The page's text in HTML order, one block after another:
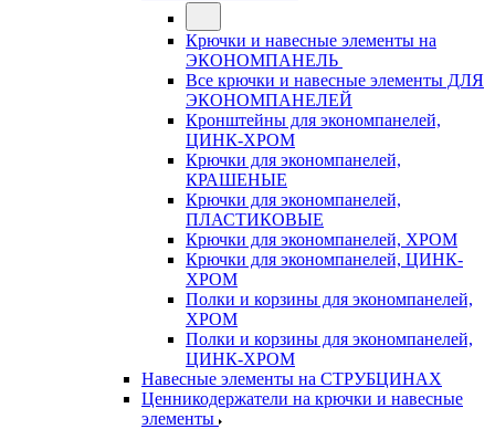
Крючки и навесные элементы на
ЭКОНОМПАНЕЛЬ
Все крючки и навесные элементы ДЛЯ
ЭКОНОМПАНЕЛЕЙ
Кронштейны для экономпанелей,
ЦИНК-ХРОМ
Крючки для экономпанелей,
КРАШЕНЫЕ
Крючки для экономпанелей,
ПЛАСТИКОВЫЕ
Крючки для экономпанелей, ХРОМ
Крючки для экономпанелей, ЦИНК-
ХРОМ
Полки и корзины для экономпанелей,
ХРОМ
Полки и корзины для экономпанелей,
ЦИНК-ХРОМ
Навесные элементы на СТРУБЦИНАХ
Ценникодержатели на крючки и навесные
элементы